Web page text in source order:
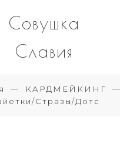
Совушка
Славия
КАРДМЕЙКИНГ
Стразы/Дотс